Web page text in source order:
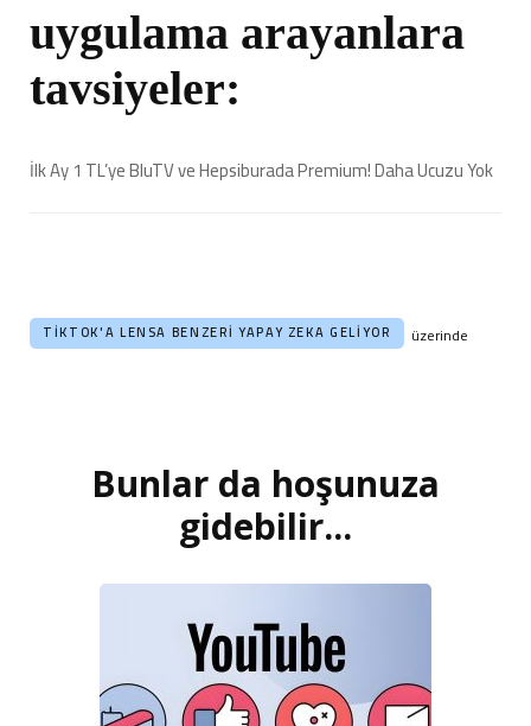
uygulama arayanlara
tavsiyeler:
İlk Ay 1 TL’ye BluTV ve Hepsiburada Premium! Daha Ucuzu Yok
TIKTOK'A LENSA BENZERI YAPAY ZEKA GELIYOR üzerinde
Bunlar da hoşunuza
gidebilir...